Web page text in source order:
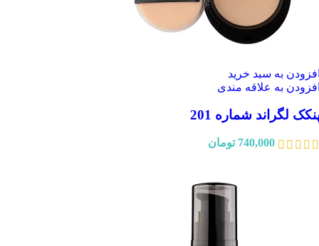
به سبد خرید
به علاقه مندی
لگراند شماره 201
740,000 تومان